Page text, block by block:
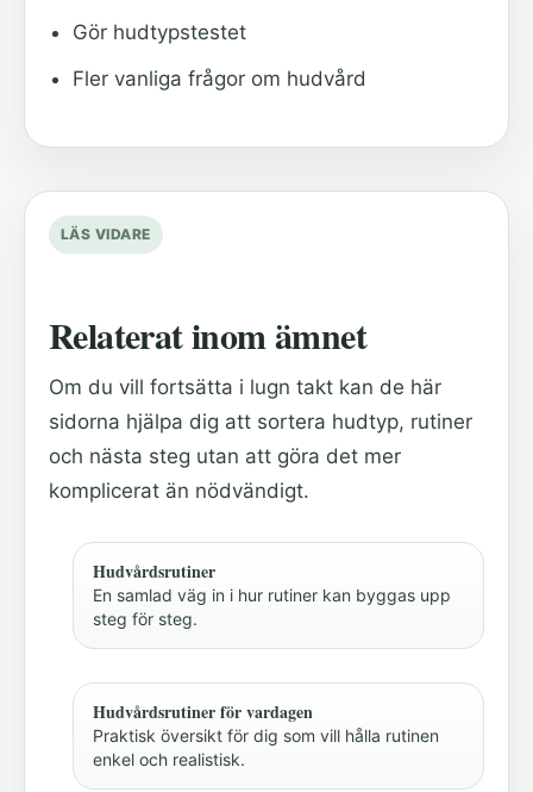
Gör hudtypstestet
Fler vanliga frågor om hudvård
LÄS VIDARE
Relaterat inom ämnet
Om du vill fortsätta i lugn takt kan de här
sidorna hjälpa dig att sortera hudtyp, rutiner
och nästa steg utan att göra det mer
komplicerat än nödvändigt.
Hudvårdsrutiner
En samlad väg in i hur rutiner kan byggas upp
steg för steg.
Hudvårdsrutiner för vardagen
Praktisk översikt för dig som vill hålla rutinen
enkel och realistisk.